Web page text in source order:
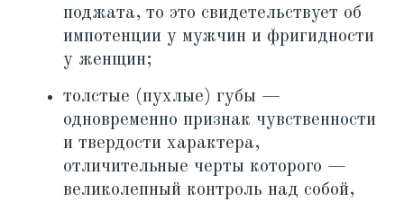
поджата, то это свидетельствует об
импотенции у мужчин и фригидности
у женщин;
толстые (пухлые) губы —
одновременно признак чувственности
и твердости характера,
отличительные черты которого —
великолепный контроль над собой,